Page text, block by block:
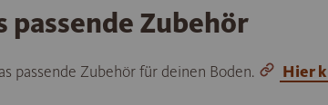
passende Zubehör
passende Zubehör für deinen Boden. Hier